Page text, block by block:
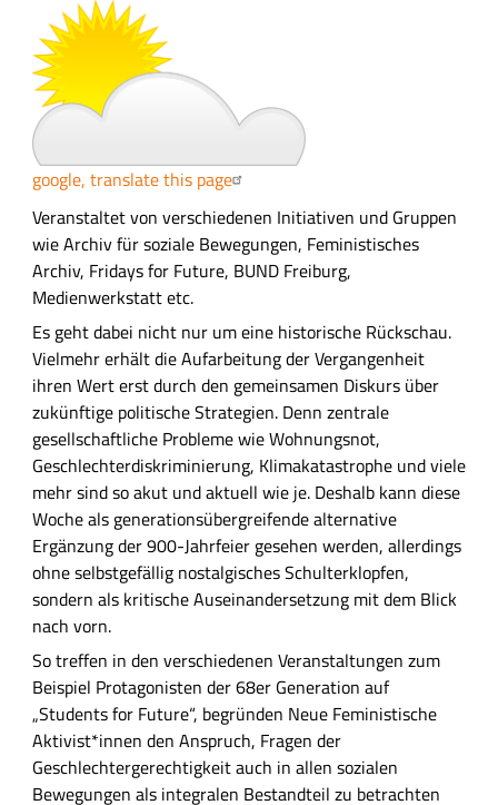
google, translate this page
A
u
s
f
ü
h
r
l
i
c
h
e
B
e
s
c
r
e
i
b
u
Veranstaltet von verschiedenen Initiativen und Gruppen
wie Archiv für soziale Bewegungen, Feministisches
Archiv, Fridays for Future, BUND Freiburg,
Medienwerkstatt etc.
Es geht dabei nicht nur um eine historische Rückschau.
Vielmehr erhält die Aufarbeitung der Vergangenheit
ihren Wert erst durch den gemeinsamen Diskurs über
zukünftige politische Strategien. Denn zentrale
gesellschaftliche Probleme wie Wohnungsnot,
Geschlechterdiskriminierung, Klimakatastrophe und viele
mehr sind so akut und aktuell wie je. Deshalb kann diese
Woche als generationsübergreifende alternative
Ergänzung der 900-Jahrfeier gesehen werden, allerdings
ohne selbstgefällig nostalgisches Schulterklopfen,
sondern als kritische Auseinandersetzung mit dem Blick
nach vorn.
So treffen in den verschiedenen Veranstaltungen zum
Beispiel Protagonisten der 68er Generation auf
„Students for Future“, begründen Neue Feministische
Aktivist*innen den Anspruch, Fragen der
Geschlechtergerechtigkeit auch in allen sozialen
Bewegungen als integralen Bestandteil zu betrachten